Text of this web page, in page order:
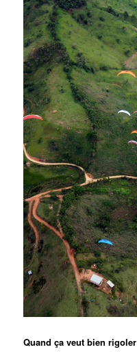
Quand ça veut bien rigoler